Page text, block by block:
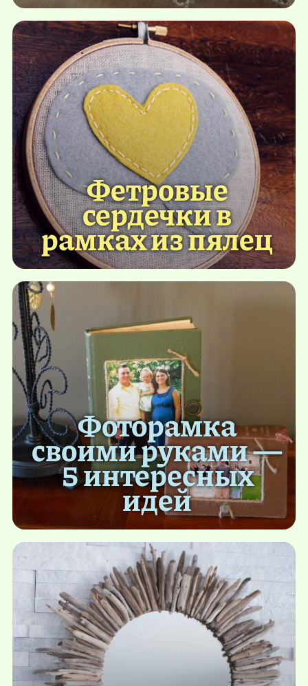
Фетровые
сердечки в
рамках из пялец
Фоторамка
своими руками —
5 интересных
идей